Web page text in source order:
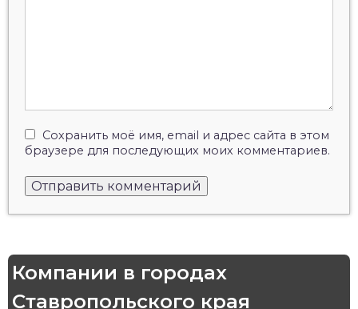
Сохранить моё имя, email и адрес сайта в этом
браузере для последующих моих комментариев.
Компании в городах
Ставропольского края